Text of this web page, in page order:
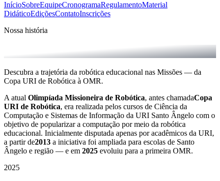
InícioSobreEquipeCronogramaRegulamentoMaterial
DidáticoEdiçõesContatoInscrições
Nossa história
Edições Anteriores
Descubra a trajetória da robótica educacional nas Missões — da
Copa URI de Robótica à OMR.
A atual Olimpíada Missioneira de Robótica, antes chamadaCopa
URI de Robótica, era realizada pelos cursos de Ciência da
Computação e Sistemas de Informação da URI Santo Ângelo com o
objetivo de popularizar a computação por meio da robótica
educacional. Inicialmente disputada apenas por acadêmicos da URI,
a partir de2013 a iniciativa foi ampliada para escolas de Santo
Ângelo e região — e em 2025 evoluiu para a primeira OMR.
2025